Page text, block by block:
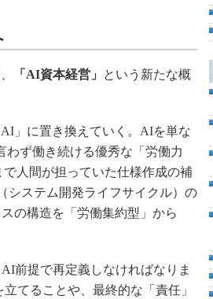
「AI資本経営」
という新たな概
」に置き換えていく。AIを単な
わず働き続ける優秀な「労働力
で人間が担っていた仕様作成の補
システム開発ライフサイクル）の
の構造を「労働集約型」から
前提で再定義しなければなりま
てることや、最終的な「責任」